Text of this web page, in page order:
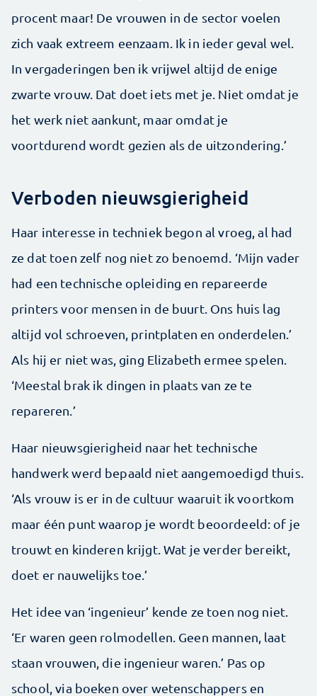
procent maar! De vrouwen in de sector voelen
zich vaak extreem eenzaam. Ik in ieder geval wel.
In vergaderingen ben ik vrijwel altijd de enige
zwarte vrouw. Dat doet iets met je. Niet omdat je
het werk niet aankunt, maar omdat je
voortdurend wordt gezien als de uitzondering.’
Verboden nieuwsgierigheid
Haar interesse in techniek begon al vroeg, al had
ze dat toen zelf nog niet zo benoemd. ‘Mijn vader
had een technische opleiding en repareerde
printers voor mensen in de buurt. Ons huis lag
altijd vol schroeven, printplaten en onderdelen.’
Als hij er niet was, ging Elizabeth ermee spelen.
‘Meestal brak ik dingen in plaats van ze te
repareren.’
Haar nieuwsgierigheid naar het technische
handwerk werd bepaald niet aangemoedigd thuis.
‘Als vrouw is er in de cultuur waaruit ik voortkom
maar één punt waarop je wordt beoordeeld: of je
trouwt en kinderen krijgt. Wat je verder bereikt,
doet er nauwelijks toe.’
Het idee van ‘ingenieur’ kende ze toen nog niet.
‘Er waren geen rolmodellen. Geen mannen, laat
staan vrouwen, die ingenieur waren.’ Pas op
school, via boeken over wetenschappers en